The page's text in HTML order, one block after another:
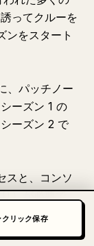
ってクルーを
ンをスタート
、パッチノー
ーズン 1 の
ーズン 2 で
スと、コンソ
）が必要で
クリック保存